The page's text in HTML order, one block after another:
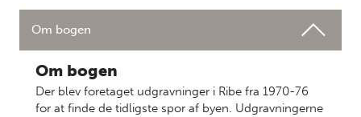
Om bogen
Om bogen
Der blev foretaget udgravninger i Ribe fra 1970-76
for at finde de tidligste spor af byen. Udgravningerne